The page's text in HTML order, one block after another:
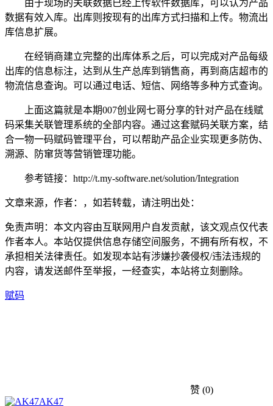
由于现场的关联数据已经上传软件数据库，可以认为产品
数据有效入库。出库则按现有的出库方式扫描和上传。物流出
库信息扩展。
在经销商建立完整的出库体系之后，可以完成对产品每级
出库的信息标注，达到从生产总库到销售商，再到商店超市的
物流信息查询。可以通过电话、短信、网络等多种方式查询。
上面这篇就是本期007创业网七哥分享的针对产品在线赋
码采集关联管理系统的全部内容。通过这套赋码关联方案，结
合一物一码赋码管理平台，可以帮助产品企业实现更多防伪、
溯源、防窜货等营销管理功能。
参考链接：http://t.my-software.net/solution/Integration
文章来源，作者：，如若转载，请注明出处：
免责声明：本文内容由互联网用户自发贡献，该文观点仅代表
作者本人。本站仅提供信息存储空间服务，不拥有所有权，不
承担相关法律责任。如发现本站有涉嫌抄袭侵权/违法违规的
内容，请发送邮件至举报，一经查实，本站将立刻删除。
赋码
赞 (0)
AK47